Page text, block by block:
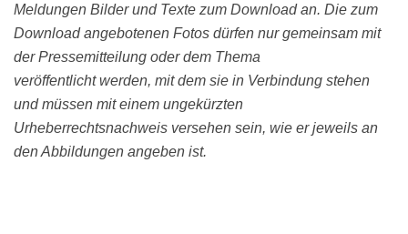
Meldungen Bilder und Texte zum Download an. Die zum
Download angebotenen Fotos dürfen nur gemeinsam mit
der Pressemitteilung oder dem Thema
veröffentlicht werden, mit dem sie in Verbindung stehen
und müssen mit einem ungekürzten
Urheberrechtsnachweis versehen sein, wie er jeweils an
den Abbildungen angeben ist.